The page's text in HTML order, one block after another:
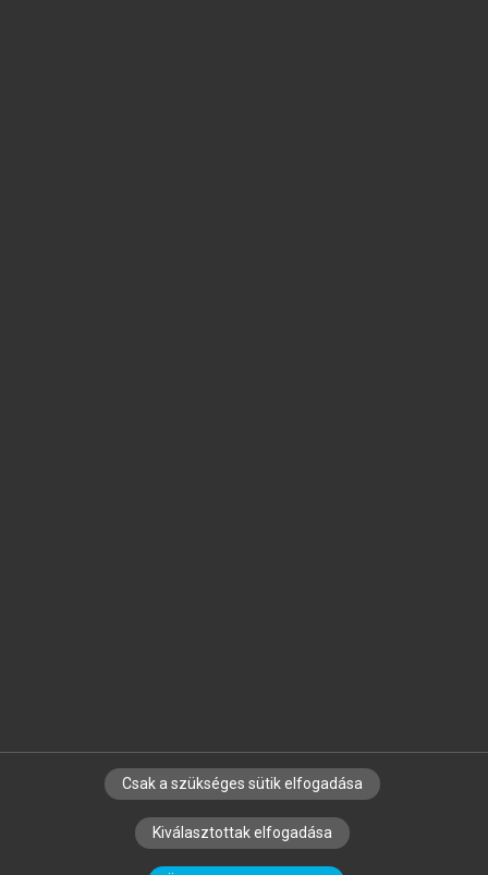
SZERZŐKNEK CÉGEKNEK KÖNYVTÁROSOKNAK
SZERKESZTÉSI ÉS LEKTORÁLÁSI ALAPELVEK
Csak a szükséges sütik elfogadása
Kiválasztottak elfogadása